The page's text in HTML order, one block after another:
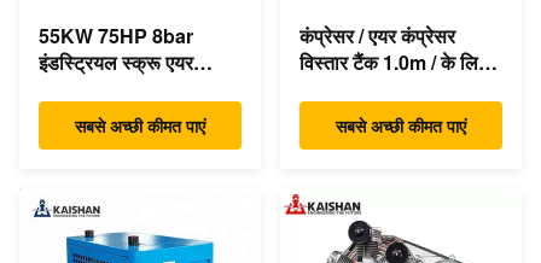
55KW 75HP 8bar
इंडस्ट्रियल स्क्रू एयर
एसिंक्रोनस डायरेक्ट ड्राइव
सबसे अच्छी कीमत पाएं
कंप्रेसर / एयर कंप्रेसर
विस्तार टैंक 1.0m / के लिए
सबसे अच्छी कीमत पाएं